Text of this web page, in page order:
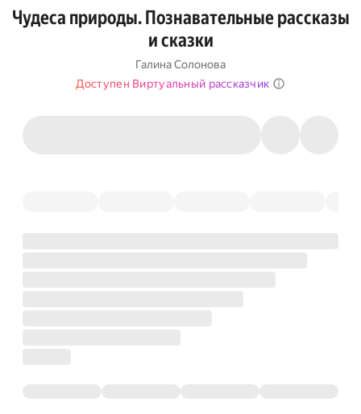
Чудеса природы. Познавательные рассказы
и сказки
Галина Солонова
Доступен Виртуальный рассказчик